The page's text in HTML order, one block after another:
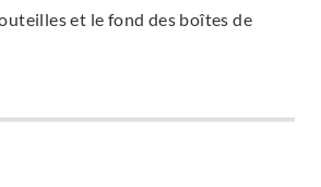
et le fond des boîtes de